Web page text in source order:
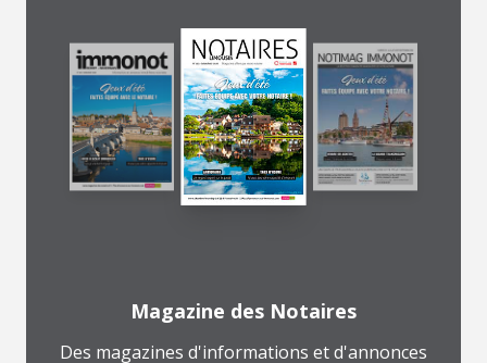
Magazine des Notaires
Des magazines d'informations et d'annonces